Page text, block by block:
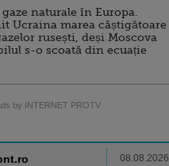
naturale în Europa.
Ucraina marea câștigătoare
rusești, deși Moscova
s-o scoată din ecuație
by INTERNET PROTV
08.08.2026